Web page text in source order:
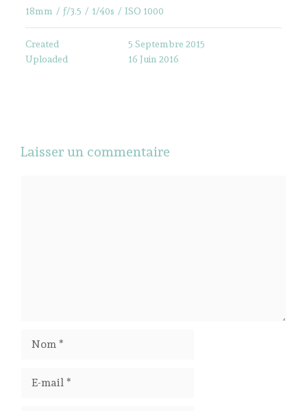
18mm / ƒ/3.5 / 1/40s / ISO 1000
Created
5 Septembre 2015
Uploaded
16 Juin 2016
Laisser un commentaire
mail